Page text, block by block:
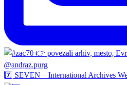
7️⃣ SEVEN – International Archives